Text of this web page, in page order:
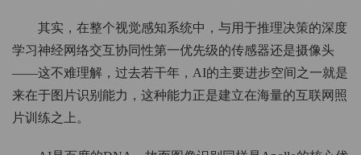
其实，在整个视觉感知系统中，与用于推理决策的深度
学习神经网络交互协同性第一优先级的传感器还是摄像头
——这不难理解，过去若干年，AI的主要进步空间之一就是
来在于图片识别能力，这种能力正是建立在海量的互联网照
片训练之上。